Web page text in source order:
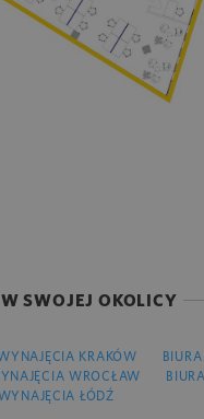
SWOJEJ OKOLICY
KRAKÓW
WROCŁAW
ŁÓDŹ